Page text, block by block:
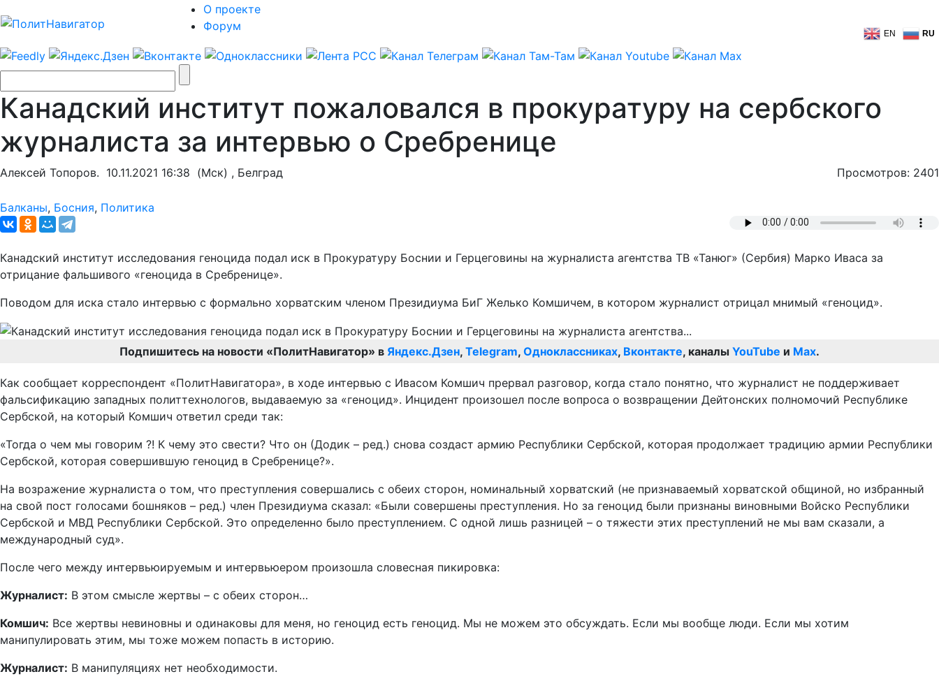
О проекте
Форум
EN RU
Канадский институт пожаловался в прокуратуру на сербского
журналиста за интервью о Сребренице
Алексей Топоров. 10.11.2021 16:38 (Мск) , Белград Просмотров: 2401
Балканы, Босния, Политика
Канадский институт исследования геноцида подал иск в Прокуратуру Боснии и Герцеговины на журналиста агентства ТВ «Танюг» (Сербия) Марко Иваса за
отрицание фальшивого «геноцида в Сребренице».
Поводом для иска стало интервью с формально хорватским членом Президиума БиГ Желько Комшичем, в котором журналист отрицал мнимый «геноцид».
Подпишитесь на новости «ПолитНавигатор» в Яндекс.Дзен, Telegram, Одноклассниках, Вконтакте, каналы YouTube и Max.
Как сообщает корреспондент «ПолитНавигатора», в ходе интервью с Ивасом Комшич прервал разговор, когда стало понятно, что журналист не поддерживает
фальсификацию западных политтехнологов, выдаваемую за «геноцид». Инцидент произошел после вопроса о возвращении Дейтонских полномочий Республике
Сербской, на который Комшич ответил среди так:
«Тогда о чем мы говорим ?! К чему это свести? Что он (Додик – ред.) снова создаст армию Республики Сербской, которая продолжает традицию армии Республики
Сербской, которая совершившую геноцид в Сребренице?».
На возражение журналиста о том, что преступления совершались с обеих сторон, номинальный хорватский (не признаваемый хорватской общиной, но избранный
на свой пост голосами бошняков – ред.) член Президиума сказал: «Были совершены преступления. Но за геноцид были признаны виновными Войско Республики
Сербской и МВД Республики Сербской. Это определенно было преступлением. С одной лишь разницей – о тяжести этих преступлений не мы вам сказали, а
международный суд».
После чего между интервьюируемым и интервьюером произошла словесная пикировка:
Журналист: В этом смысле жертвы – с обеих сторон…
Комшич: Все жертвы невиновны и одинаковы для меня, но геноцид есть геноцид. Мы не можем это обсуждать. Если мы вообще люди. Если мы хотим
манипулировать этим, мы тоже можем попасть в историю.
Журналист: В манипуляциях нет необходимости.